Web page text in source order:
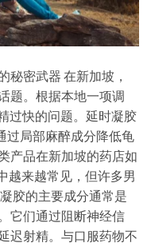
秘密武器 在新加坡，
题。根据本地一项调
过快的问题。延时凝胶
过局部麻醉成分降低龟
产品在新加坡的药店如
越来越常见，但许多男
胶的主要成分通常是
它们通过阻断神经信
迟射精。与口服药物不